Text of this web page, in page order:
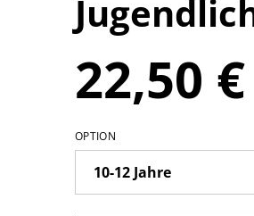
22,50 €
OPTION